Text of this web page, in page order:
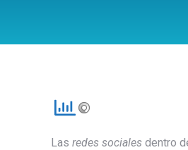
Las redes sociales dentro